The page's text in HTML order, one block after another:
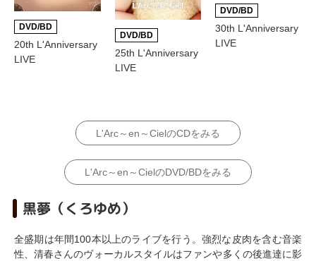
DVD/BD
20th L'Anniversary
LIVE
DVD/BD
25th L'Anniversary
LIVE
DVD/BD
30th L'Anniversary
LIVE
L'Arc～en～CielのCDをみる
L'Arc～en～CielのDVD/BDをみる
黒夢（くろゆめ）
全盛期は年間100本以上のライブを行う。強烈な皮肉を含む音楽
性、清春さんのヴォーカルスタイルはファンや多くの後進達に影